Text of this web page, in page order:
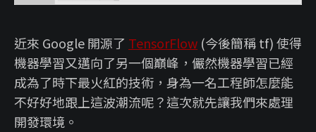
近來 Google 開源了 TensorFlow (今後簡稱 tf) 使得
機器學習又邁向了另一個巔峰，儼然機器學習已經
成為了時下最火紅的技術，身為一名工程師怎麼能
不好好地跟上這波潮流呢？這次就先讓我們來處理
開發環境。